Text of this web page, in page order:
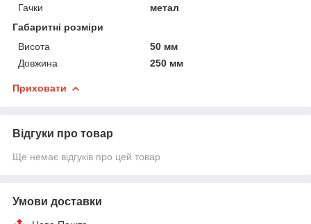
Гачки
метал
Габаритні розміри
Висота
50 мм
Довжина
250 мм
Приховати
Відгуки про товар
Ще немає відгуків про цей товар
Умови доставки